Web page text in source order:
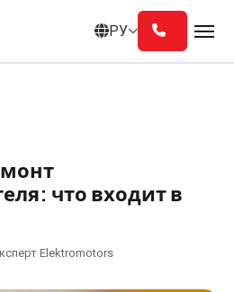
РУ
что входит в
Elektromotors